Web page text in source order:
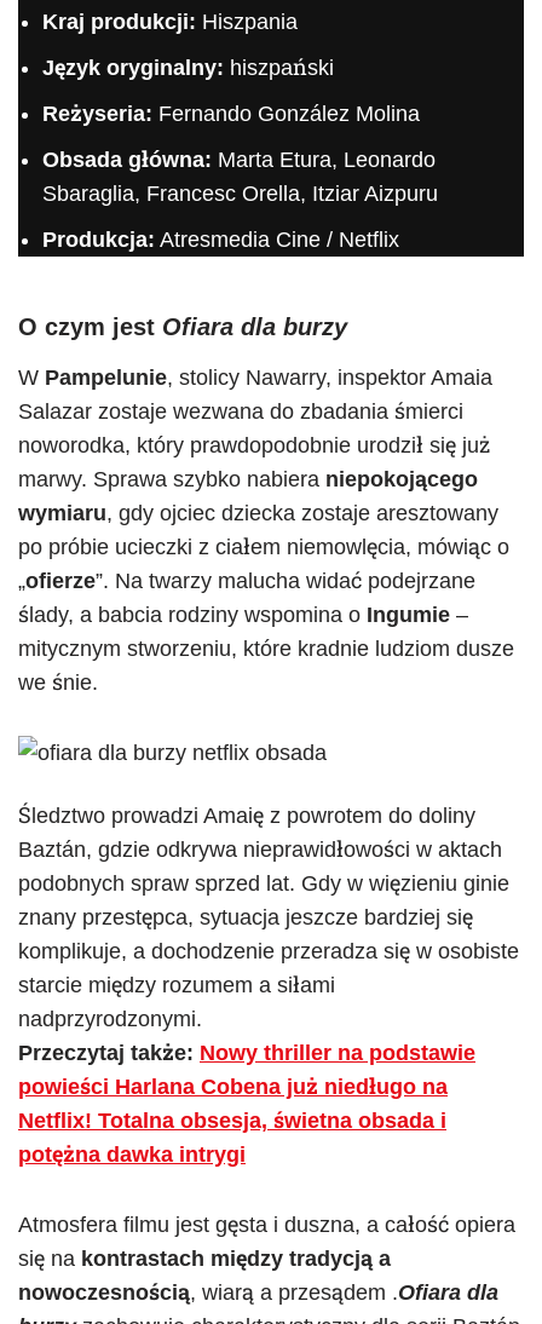
Kraj produkcji: Hiszpania
Język oryginalny: hiszpański
Reżyseria: Fernando González Molina
Obsada główna: Marta Etura, Leonardo
Sbaraglia, Francesc Orella, Itziar Aizpuru
Produkcja: Atresmedia Cine / Netflix
O czym jest Ofiara dla burzy
W Pampelunie, stolicy Nawarry, inspektor Amaia
Salazar zostaje wezwana do zbadania śmierci
noworodka, który prawdopodobnie urodził się już
marwy. Sprawa szybko nabiera niepokojącego
wymiaru, gdy ojciec dziecka zostaje aresztowany
po próbie ucieczki z ciałem niemowlęcia, mówiąc o
„ofierze”. Na twarzy malucha widać podejrzane
ślady, a babcia rodziny wspomina o Ingumie –
mitycznym stworzeniu, które kradnie ludziom dusze
we śnie.
Śledztwo prowadzi Amaię z powrotem do doliny
Baztán, gdzie odkrywa nieprawidłowości w aktach
podobnych spraw sprzed lat. Gdy w więzieniu ginie
znany przestępca, sytuacja jeszcze bardziej się
komplikuje, a dochodzenie przeradza się w osobiste
starcie między rozumem a siłami
nadprzyrodzonymi.
Przeczytaj także: Nowy thriller na podstawie
powieści Harlana Cobena już niedługo na
Netflix! Totalna obsesja, świetna obsada i
potężna dawka intrygi
Atmosfera filmu jest gęsta i duszna, a całość opiera
się na kontrastach między tradycją a
nowoczesnością, wiarą a przesądem .Ofiara dla